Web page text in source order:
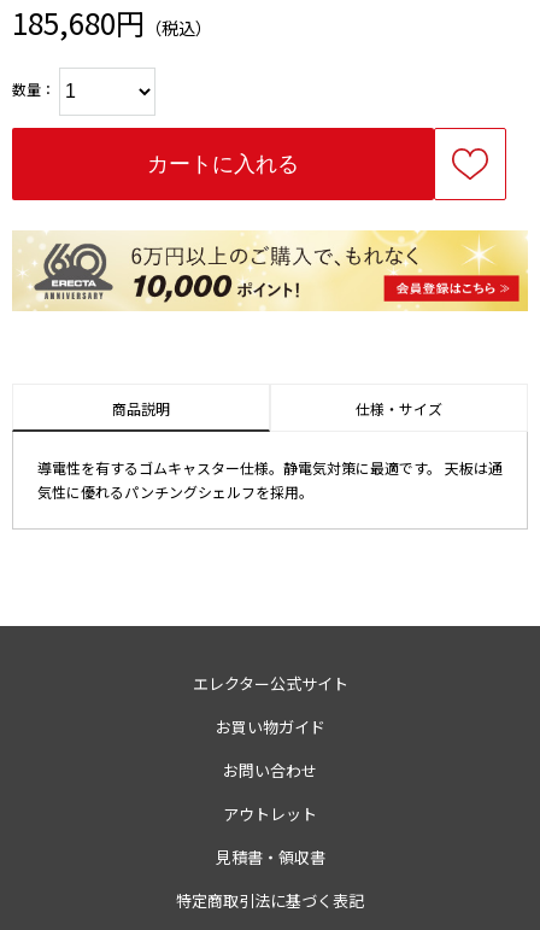
185,680円 （税込）
数量：
商品説明 仕様・サイズ
導電性を有するゴムキャスター仕様。静電気対策に最適です。 天板は通
気性に優れるパンチングシェルフを採用。
エレクター公式サイト
お買い物ガイド
お問い合わせ
アウトレット
見積書・領収書
特定商取引法に基づく表記